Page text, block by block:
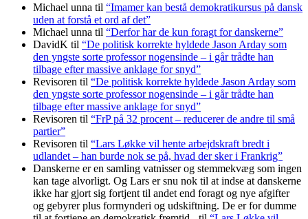
Michael unna til “Imamer kan bestå demokratikursus på dansk
uden at forstå et ord af det”
Michael unna til “Derfor har de kun foragt for danskerne”
DavidK til “De politisk korrekte hyldede Jason Arday som
den yngste sorte professor nogensinde – i går trådte han
tilbage efter massive anklage for snyd”
Revisoren til “De politisk korrekte hyldede Jason Arday som
den yngste sorte professor nogensinde – i går trådte han
tilbage efter massive anklage for snyd”
Revisoren til “FrP på 32 procent – reducerer de andre til små
partier”
Revisoren til “Lars Løkke vil hente arbejdskraft bredt i
udlandet – han burde nok se på, hvad der sker i Frankrig”
Danskerne er en samling vatnisser og stemmekvæg som ingen
kan tage alvorligt. Og Lars er snu nok til at indse at danskerne
ikke har gjort sig fortjent til andet end foragt og nye afgifter
og gebyrer plus formynderi og udskiftning. De er for dumme